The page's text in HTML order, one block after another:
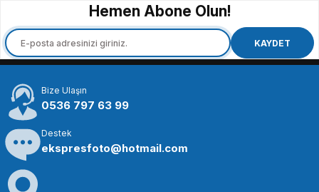
SmallRig 1241 Kafesler için Mikrofon ve ışık Yuvası
405,90 TL
SMALLRİG
Hemen Abone Olun!
KAYDET
Bize Ulaşın
0536 797 63 99
Destek
ekspresfoto@hotmail.com